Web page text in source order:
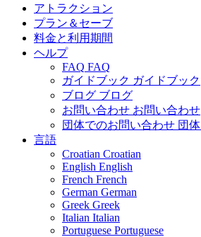
アトラクション
プラン＆セーブ
料金と利用期間
ヘルプ
FAQ FAQ
ガイドブック ガイドブック
ブログ ブログ
お問い合わせ お問い合わせ
団体でのお問い合わせ 団
言語
Croatian Croatian
English English
French French
German German
Greek Greek
Italian Italian
Portuguese Portuguese